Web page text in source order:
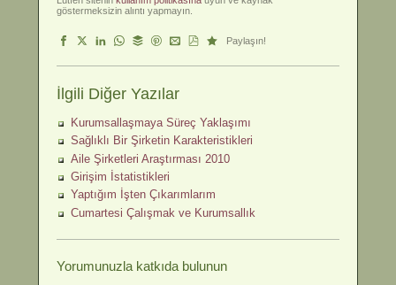
göstermeksizin alıntı yapmayın.
Paylaşın!
İlgili Diğer Yazılar
Kurumsallaşmaya Süreç Yaklaşımı
Sağlıklı Bir Şirketin Karakteristikleri
Aile Şirketleri Araştırması 2010
Girişim İstatistikleri
Yaptığım İşten Çıkarımlarım
Cumartesi Çalışmak ve Kurumsallık
Yorumunuzla katkıda bulunun